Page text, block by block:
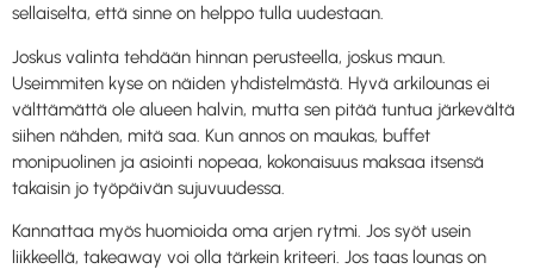
sellaiselta, että sinne on helppo tulla uudestaan.
Joskus valinta tehdään hinnan perusteella, joskus maun.
Useimmiten kyse on näiden yhdistelmästä. Hyvä arkilounas ei
välttämättä ole alueen halvin, mutta sen pitää tuntua järkevältä
siihen nähden, mitä saa. Kun annos on maukas, buffet
monipuolinen ja asiointi nopeaa, kokonaisuus maksaa itsensä
takaisin jo työpäivän sujuvuudessa.
Kannattaa myös huomioida oma arjen rytmi. Jos syöt usein
liikkeellä, takeaway voi olla tärkein kriteeri. Jos taas lounas on